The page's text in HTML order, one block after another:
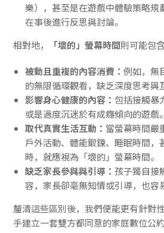
樂），甚至是在遊戲中體驗策略規
在事後進行反思與討論。
相對地，
「壞的」螢幕時間則可能包含
被動且重複的內容消費：例如，無
的無限循環觀看，缺乏深度思考與
影響身心健康的內容：包括接觸暴
或是過度沉迷於有成癮傾向的遊戲。
取代真實生活互動： 當螢幕時間嚴
戶外活動、體能鍛鍊、睡眠時間，
時，就應視為「壞的」螢幕時間。
缺乏家長參與與引導：孩子獨自接
容，家長卻毫無知情或引導，也容
釐清這些區別後，我們便能更有針對
手建立一套雙方都同意的家庭數位公約